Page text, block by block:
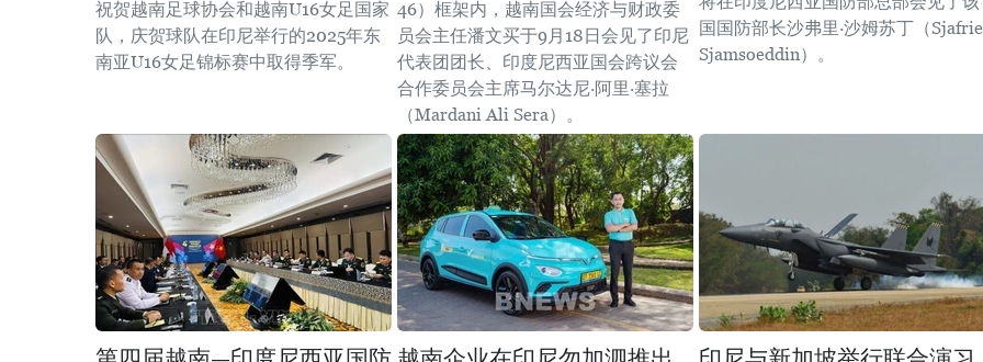
祝贺越南足球协会和越南U16女足国家
队，庆贺球队在印尼举行的2025年东
南亚U16女足锦标赛中取得季军。
46）框架内，越南国会经济与财政委
员会主任潘文买于9月18日会见了印尼
代表团团长、印度尼西亚国会跨议会
合作委员会主席马尔达尼·阿里·塞拉
（Mardani Ali Sera）。
国国防部长沙弗里∙沙姆苏丁（Sjafrie
Sjamsoeddin）。